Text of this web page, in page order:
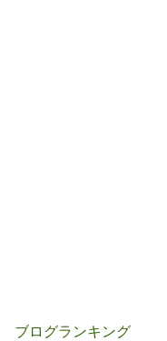
ブログランキング